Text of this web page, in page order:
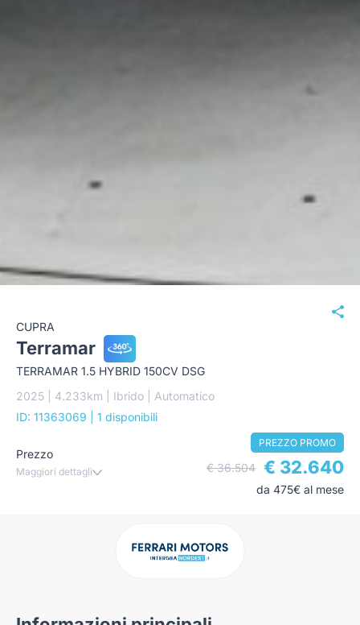
CUPRA
Terramar
TERRAMAR 1.5 HYBRID 150CV DSG
2025 | 4.233km | Ibrido | Automatico
ID: 11363069
| 1 disponibili
Prezzo
Maggiori dettagli
PREZZO PROMO
€ 36.504 € 32.640
da 475€ al mese